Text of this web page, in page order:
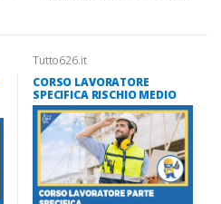
Tutto626.it
CORSO LAVORATORE
SPECIFICA RISCHIO MEDIO